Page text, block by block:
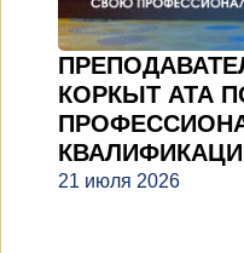
КОРКЫТ АТА
21 июля 2026